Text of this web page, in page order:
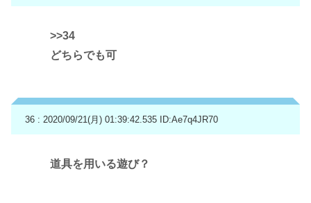
>>34
どちらでも可
36 : 2020/09/21(月) 01:39:42.535 ID:Ae7q4JR70
道具を用いる遊び？